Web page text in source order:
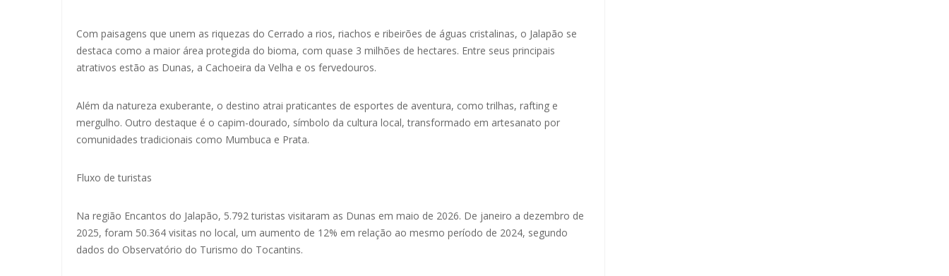
Com paisagens que unem as riquezas do Cerrado a rios, riachos e ribeirões de águas cristalinas, o Jalapão se
destaca como a maior área protegida do bioma, com quase 3 milhões de hectares. Entre seus principais
atrativos estão as Dunas, a Cachoeira da Velha e os fervedouros.
Além da natureza exuberante, o destino atrai praticantes de esportes de aventura, como trilhas, rafting e
mergulho. Outro destaque é o capim-dourado, símbolo da cultura local, transformado em artesanato por
comunidades tradicionais como Mumbuca e Prata.
Fluxo de turistas
Na região Encantos do Jalapão, 5.792 turistas visitaram as Dunas em maio de 2026. De janeiro a dezembro de
2025, foram 50.364 visitas no local, um aumento de 12% em relação ao mesmo período de 2024, segundo
dados do Observatório do Turismo do Tocantins.